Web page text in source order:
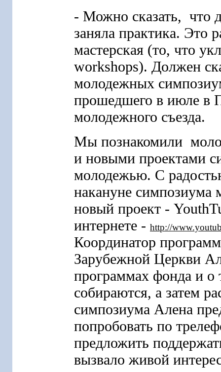
- Можно сказать, что
заняла практика. Это
мастерская (то, что
workshops). Должен
молодежных
прошедшего в июле в
молодежного съезда.
Мы познакомили
и новыми проектами
молодежью. С
накануне симпозиума
новый проект -
интернете - http://
Координатор
Зарубежной Церкви
программах фонда и
собираются, а затем
симпозиума Алена
попробовать по
предложить
вызвало живой